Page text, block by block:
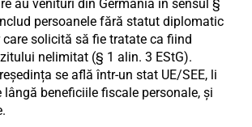
au venituri din Germania în sensul §
persoanele fără statut diplomatic
solicită să fie tratate ca fiind
nelimitat (§ 1 alin. 3 EStG).
se află într-un stat UE/SEE, li
lângă beneficiile fiscale personale, și